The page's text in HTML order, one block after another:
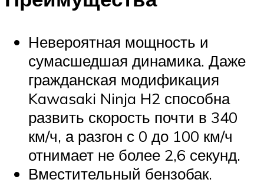
Невероятная мощность и
сумасшедшая динамика. Даже
гражданская модификация
Kawasaki Ninja H2 способна
развить скорость почти в 340
км/ч, а разгон с 0 до 100 км/ч
отнимает не более 2,6 секунд.
Вместительный бензобак.